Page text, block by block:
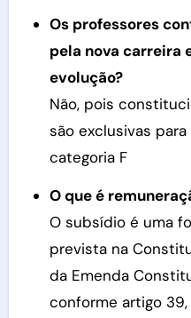
Os professores
pela nova carreira
evolução?
Não, pois
são exclusivas
categoria F
O que é
O subsídio é uma
prevista na
da Emenda
conforme artigo 39,